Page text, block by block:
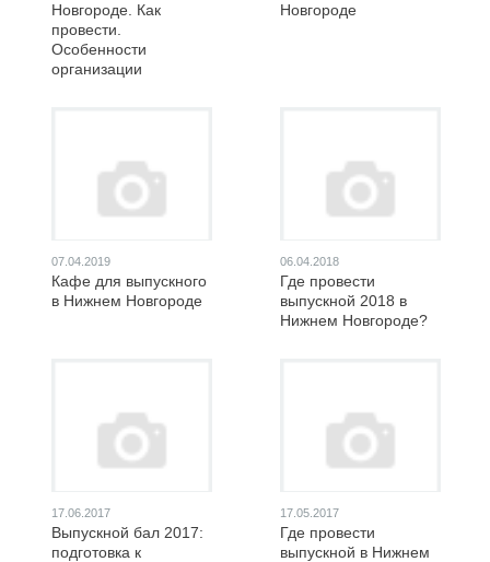
Новгороде. Как
провести.
Особенности
организации
Новгороде
07.04.2019
Кафе для выпускного
в Нижнем Новгороде
06.04.2018
Где провести
выпускной 2018 в
Нижнем Новгороде?
17.06.2017
Выпускной бал 2017:
подготовка к
17.05.2017
Где провести
выпускной в Нижнем